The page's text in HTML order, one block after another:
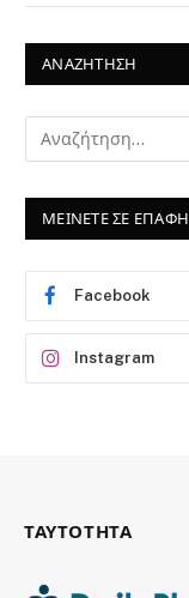
ΑΝΑΖΗΤΗΣΗ
ΜΕΙΝΕΤΕ ΣΕ ΕΠΑΦΗ
Facebook
Instagram
ΤΑΥΤΟΤΗΤΑ